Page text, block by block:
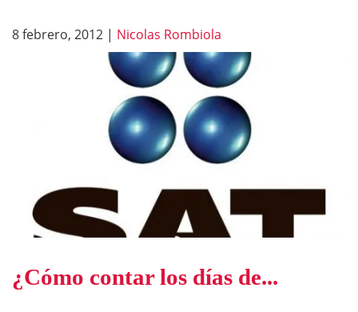
8 febrero, 2012 | Nicolas Rombiola
¿Cómo contar los días de...